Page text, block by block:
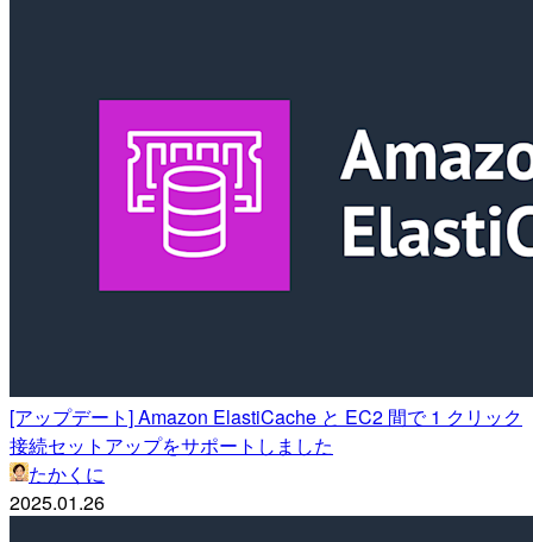
[アップデート] Amazon ElastiCache と EC2 間で 1 クリック
接続セットアップをサポートしました
たかくに
2025.01.26